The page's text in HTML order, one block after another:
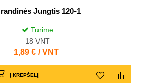
Jungtis 120-1
Turime
18 VNT
Kaina
1,89 € / VNT
Į KREPŠELĮ